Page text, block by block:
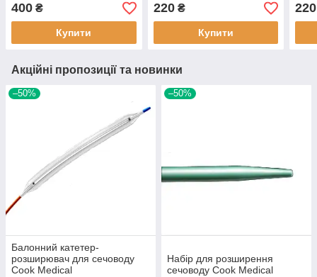
400 ₴
Купити
220₴
Купити
220
Акційні пропозиції та новинки
–50%
Балонний катетер-
розширювач для сечоводу
Cook Medical
–50%
Набір для розширення
сечоводу Cook Medical